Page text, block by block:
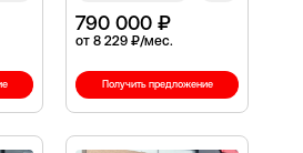
790 000 ₽
от 8 229 ₽/мес.
Получить предложение